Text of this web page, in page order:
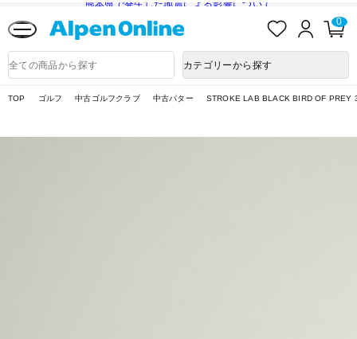
熊本県で発生した地震による影響について
入
ロ
ン
0
品
検
カテゴリーから探す
TOP ゴルフ 中古ゴルフクラブ 中古パター STROKE LAB BLACK BIRD OF PREY